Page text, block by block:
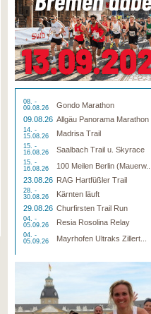
08. -
09.08.26
Gondo Marathon
09.08.26 Allgäu Panorama Marathon
14. -
15.08.26
Madrisa Trail
15. -
16.08.26
Saalbach Trail u. Skyrace
15. -
16.08.26
100 Meilen Berlin (Mauerw...
23.08.26 RAG Hartfüßler Trail
28. -
30.08.26
Kärnten läuft
29.08.26 Churfirsten Trail Run
04. -
05.09.26
Resia Rosolina Relay
04. -
05.09.26
Mayrhofen Ultraks Zillert...